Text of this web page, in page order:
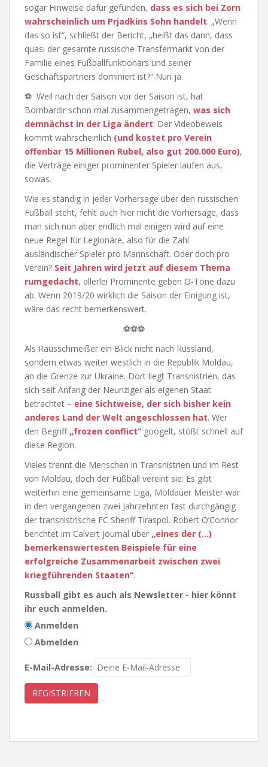
sogar Hinweise dafür gefunden, dass es sich bei Zorn
wahrscheinlich um Prjadkins Sohn handelt. „Wenn
das so ist“, schließt der Bericht, „heißt das dann, dass
quasi der gesamte russische Transfermarkt von der
Familie eines Fußballfunktionärs und seiner
Geschäftspartners dominiert ist?“ Nun ja.
⚽ Weil nach der Saison vor der Saison ist, hat
Bombardir schon mal zusammengetragen, was sich
demnächst in der Liga ändert: Der Videobeweis
kommt wahrscheinlich (und kostet pro Verein
offenbar 15 Millionen Rubel, also gut 200.000 Euro),
die Verträge einiger prominenter Spieler laufen aus,
sowas.
Wie es ständig in jeder Vorhersage über den russischen
Fußball steht, fehlt auch hier nicht die Vorhersage, dass
man sich nun aber endlich mal einigen wird auf eine
neue Regel für Legionäre, also für die Zahl
ausländischer Spieler pro Mannschaft. Oder doch pro
Verein? Seit Jahren wird jetzt auf diesem Thema
rumgedacht, allerlei Prominente geben O-Töne dazu
ab. Wenn 2019/20 wirklich die Saison der Einigung ist,
wäre das recht bemerkenswert.
⚽⚽⚽
Als Rausschmeißer ein Blick nicht nach Russland,
sondern etwas weiter westlich in die Republik Moldau,
an die Grenze zur Ukraine. Dort liegt Transnistrien, das
sich seit Anfang der Neunziger als eigenen Staat
betrachtet – eine Sichtweise, der sich bisher kein
anderes Land der Welt angeschlossen hat. Wer
den Begriff „frozen conflict“ googelt, stößt schnell auf
diese Region.
Vieles trennt die Menschen in Transnistrien und im Rest
von Moldau, doch der Fußball vereint sie: Es gibt
weiterhin eine gemeinsame Liga, Moldauer Meister war
in den vergangenen zwei Jahrzehnten fast durchgängig
der transnistrische FC Sheriff Tiraspol. Robert O’Connor
berichtet im Calvert Journal über „eines der (…)
bemerkenswertesten Beispiele für eine
erfolgreiche Zusammenarbeit zwischen zwei
kriegführenden Staaten“.
Russball gibt es auch als Newsletter - hier könnt
ihr euch anmelden.
Anmelden
Abmelden
E-Mail-Adresse: